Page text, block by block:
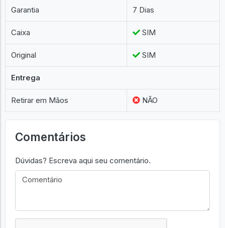
Garantia 7 Dias
Caixa SIM
Original SIM
Entrega
Retirar em Mãos NÃO
Comentários
Dúvidas? Escreva aqui seu comentário.